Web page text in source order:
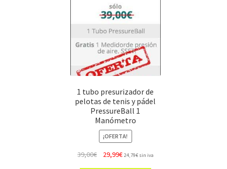
1 tubo presurizador de
pelotas de tenis y pádel
PressureBall 1
Manómetro
¡OFERTA!
39,00€ 29,99€El24,79€sin iva